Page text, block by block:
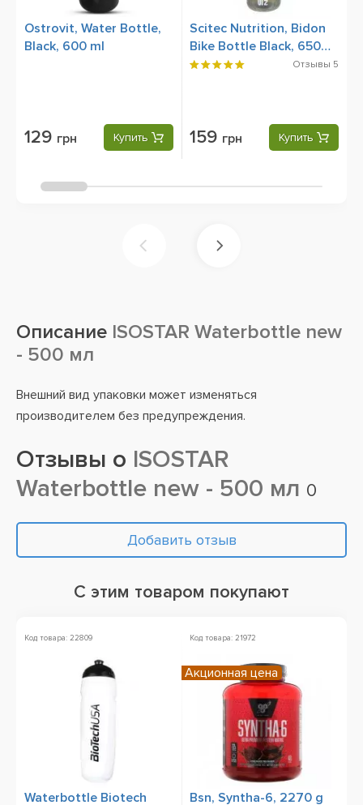
Ostrovit, Water Bottle,
Black, 600 ml
129 грн Купить
Scitec Nutrition, Bidon
Bike Bottle Black, 650
мл
Отзывы 5
159 грн Купить
Описание ISOSTAR Waterbottle new
- 500 мл
Внешний вид упаковки может изменяться
производителем без предупреждения.
Отзывы о ISOSTAR
Waterbottle new - 500 мл 0
Добавить отзыв
С этим товаром покупают
Код товара: 22809
Waterbottle Biotech
Код товара: 21972
Bsn, Syntha-6, 2270 g
Акционная цена